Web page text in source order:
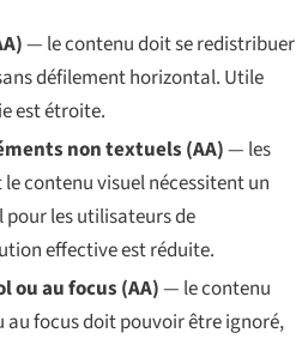
— le contenu doit se redistribuer
défilement horizontal. Utile
est étroite.
non textuels (AA)— les
contenu visuel nécessitent un
pour les utilisateurs de
effective est réduite.
ou au focus (AA)— le contenu
focus doit pouvoir être ignoré,